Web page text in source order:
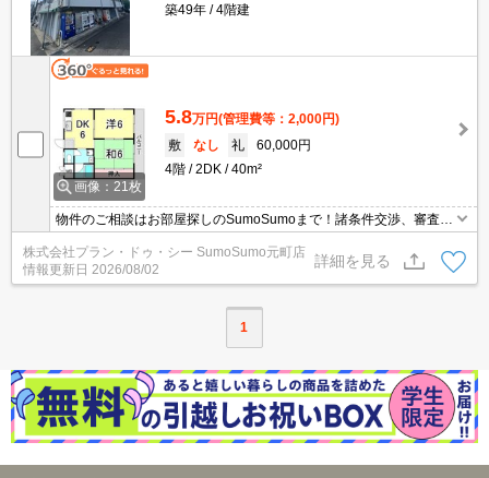
築49年
4階建
画像：21枚
5.8万円(管理費等：2,000円)
敷
なし 礼
60,000円
4階
2DK 40m²
物件のご相談はお部屋探しのSumoSumoまで！諸条件交渉、審査等
株式会社プラン・ドゥ・シー SumoSumo元町店
情報更新日 2026/08/02
詳細を見る
1